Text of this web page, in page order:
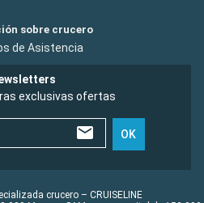
sobre crucero
de Asistencia
exclusivas ofertas
OK
crucero – CRUISELINE